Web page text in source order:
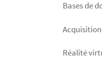
Bases de
Réalité